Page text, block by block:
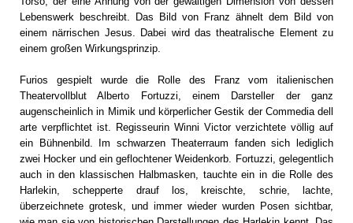
Lebenswerk beschreibt. Das Bild von Franz ähnelt dem Bild von
einem närrischen Jesus. Dabei wird das theatralische Element zu
einem großen Wirkungsprinzip.
Furios gespielt wurde die Rolle des Franz vom italienischen
Theatervollblut Alberto Fortuzzi, einem Darsteller der ganz
augenscheinlich in Mimik und körperlicher Gestik der Commedia dell
arte verpflichtet ist. Regisseurin Winni Victor verzichtete völlig auf
ein Bühnenbild. Im schwarzen Theaterraum fanden sich lediglich
zwei Hocker und ein geflochtener Weidenkorb. Fortuzzi, gelegentlich
auch in den klassischen Halbmasken, tauchte ein in die Rolle des
Harlekin, schepperte drauf los, kreischte, schrie, lachte,
überzeichnete grotesk, und immer wieder wurden Posen sichtbar,